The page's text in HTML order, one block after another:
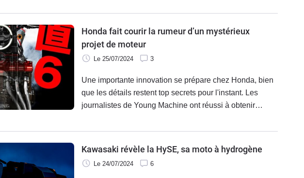
Honda fait courir la rumeur d’un mystérieux
projet de moteur
Le 25/07/2024 3
Une importante innovation se prépare chez Honda, bien
que les détails restent top secrets pour l'instant. Les
journalistes de Young Machine ont réussi à obtenir
section Power Products chez Honda, qui ont ensuite été
Kawasaki révèle la HySE, sa moto à hydrogène
Le 24/07/2024 6